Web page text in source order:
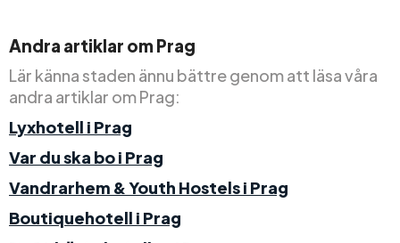
Andra artiklar om Prag
Lär känna staden ännu bättre genom att läsa våra
andra artiklar om Prag:
Lyxhotell i Prag
Var du ska bo i Prag
Vandrarhem & Youth Hostels i Prag
Boutiquehotell i Prag